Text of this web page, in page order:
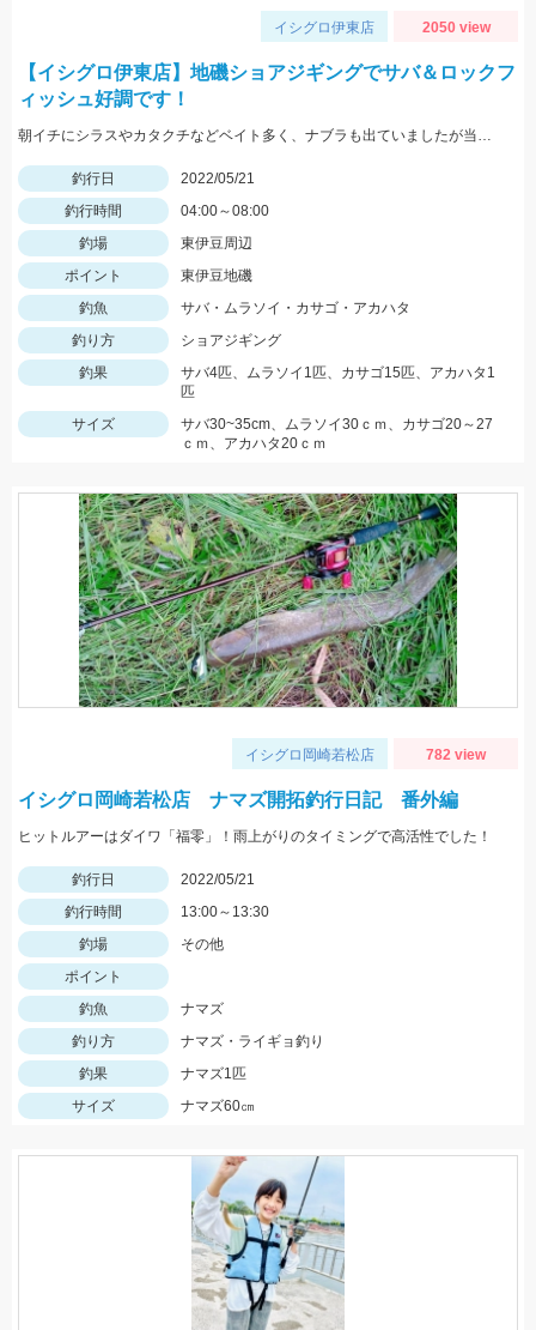
イシグロ伊東店 2050 view
【イシグロ伊東店】地磯ショアジギングでサバ＆ロックフ
ィッシュ好調です！
朝イチにシラスやカタクチなどベイト多く、ナブラも出ていましたが当たってきたのはサバでした。
釣行日
2022/05/21
釣行時間
04:00～08:00
釣場
東伊豆周辺
ポイント
東伊豆地磯
釣魚
サバ・ムラソイ・カサゴ・アカハタ
釣り方
ショアジギング
釣果
サバ4匹、ムラソイ1匹、カサゴ15匹、アカハタ1
匹
サイズ
サバ30~35cm、ムラソイ30ｃｍ、カサゴ20～27
ｃｍ、アカハタ20ｃｍ
イシグロ岡崎若松店 782 view
イシグロ岡崎若松店 ナマズ開拓釣行日記 番外編
ヒットルアーはダイワ「福零」！雨上がりのタイミングで高活性でした！
釣行日
2022/05/21
釣行時間
13:00～13:30
釣場
その他
ポイント
釣魚
ナマズ
釣り方
ナマズ・ライギョ釣り
釣果
ナマズ1匹
サイズ
ナマズ60㎝